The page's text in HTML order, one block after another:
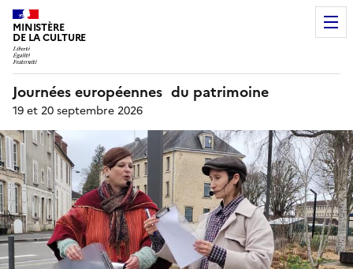
MINISTÈRE
DE LA CULTURE
Journées européennes du patrimoine
19 et 20 septembre 2026